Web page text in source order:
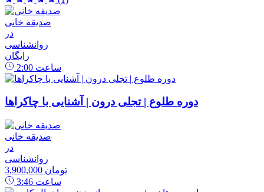
صدیقه خانی
در
روانشناسی
رایگان
2:00 ساعت
دوره طلوع | تجلی درون | آشنایی با چاکراها
صدیقه خانی
در
روانشناسی
3,900,000 تومان
3:46 ساعت